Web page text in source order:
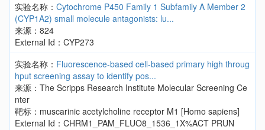
实验名称： Cytochrome P450 Family 1 Subfamily A Member 2
(CYP1A2) small molecule antagonists: lu...
来源：824
External Id：CYP273
实验名称： Fluorescence-based cell-based primary high throug
hput screening assay to identify pos...
来源：The Scripps Research Institute Molecular Screening Ce
nter
靶标：muscarinic acetylcholine receptor M1 [Homo sapiens]
External Id：CHRM1_PAM_FLUO8_1536_1X%ACT PRUN